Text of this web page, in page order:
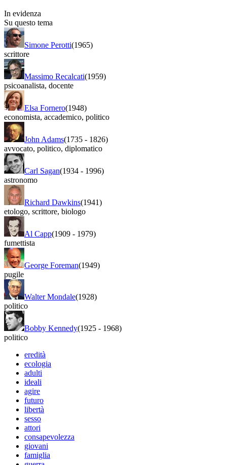
In evidenza
Su questo tema
Simone Perotti(1965)
scrittore
Massimo Recalcati(1959)
psicoanalista, docente
Elsa Fornero(1948)
economista, accademico, politico
John Adams(1735 - 1826)
avvocato, politico, diplomatico
Carl Sagan(1934 - 1996)
astronomo
Richard Dawkins(1941)
etologo, scrittore, biologo
Al Capp(1909 - 1979)
fumettista
George Foreman(1949)
pugile
Walter Mondale(1928)
politico
Bobby Kennedy(1925 - 1968)
politico
eredità
ecologia
adulti
ideali
agire
futuro
libertà
sesso
attori
consapevolezza
giovani
famiglia